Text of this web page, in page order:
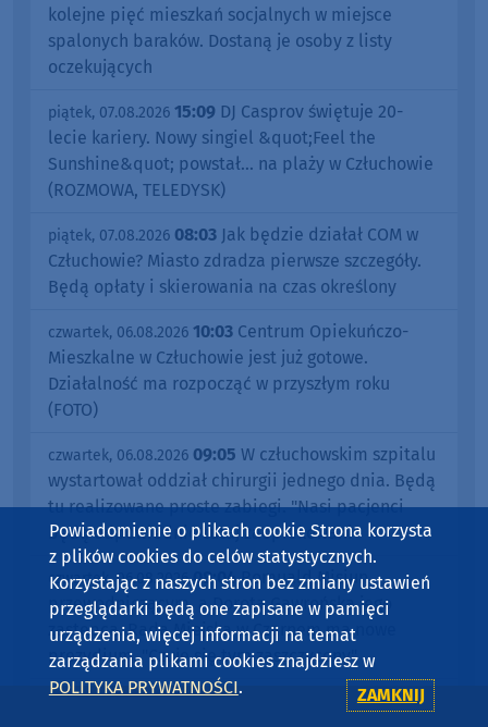
kolejne pięć mieszkań socjalnych w miejsce
spalonych baraków. Dostaną je osoby z listy
oczekujących
piątek, 07.08.2026 15:09 DJ Casprov świętuje 20-
lecie kariery. Nowy singiel &quot;Feel the
Sunshine&quot; powstał... na plaży w Człuchowie
(ROZMOWA, TELEDYSK)
piątek, 07.08.2026 08:03 Jak będzie działał COM w
Człuchowie? Miasto zdradza pierwsze szczegóły.
Będą opłaty i skierowania na czas określony
czwartek, 06.08.2026 10:03 Centrum Opiekuńczo-
Mieszkalne w Człuchowie jest już gotowe.
Działalność ma rozpocząć w przyszłym roku
(FOTO)
czwartek, 06.08.2026 09:05 W człuchowskim szpitalu
wystartował oddział chirurgii jednego dnia. Będą
tu realizowane proste zabiegi. "Nasi pacjenci
będą odpowiednio tutaj zaopiekowani"
czwartek, 06.08.2026 08:04Romuald Misiun
przewodniczącym, a Dorota Gawrońska jego
zastępcą. Rada Miejska w Czarnem ma nowe
prezydium. "Czuję się tym zaszczycony"
środa, 05.08.2026 07:22Gmina Rzeczenica ma plan
Powiadomienie o plikach cookie Strona korzysta
z plików cookies do celów statystycznych.
Korzystając z naszych stron bez zmiany ustawień
przeglądarki będą one zapisane w pamięci
urządzenia, więcej informacji na temat
zarządzania plikami cookies znajdziesz w
POLITYKA PRYWATNOŚCI. ZAMKNIJ